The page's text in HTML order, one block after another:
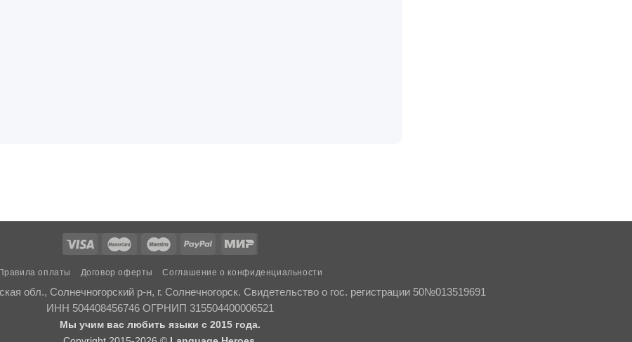
оплаты Договор оферты Соглашение о конфиденциальности
обл., Солнечногорский р-н, г. Солнечногорск. Свидетельство о гос. регистрации 50№013519691
ИНН 504408456746 ОГРНИП 315504400006521
Мы учим вас любить языки с 2015 года.